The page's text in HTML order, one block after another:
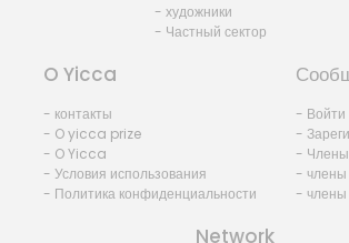
- художники
- Частный сектор
O Yicca
- контакты
- O yicca prize
- O Yicca
- Условия использования
- Политика конфиденциальности
- Войти
-
- Члены
-
-
Network